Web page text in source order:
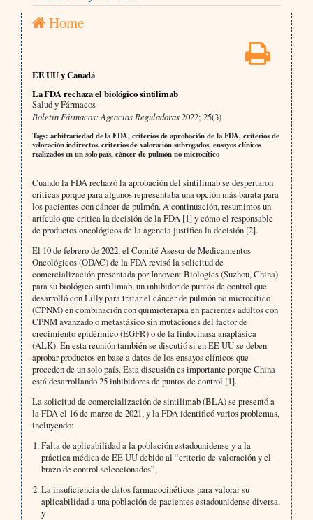
Home
EE UU y Canadá
La FDA rechaza el biológico sintilimab
Salud y Fármacos
Boletín Fármacos: Agencias Reguladoras2022; 25(3)
Tags: arbitrariedad de la FDA, criterios de aprobación de la FDA, criterios de
valoración indirectos, criterios de valoración subrogados, ensayos clínicos
realizados en un solo país, cáncer de pulmón no microcítico
Cuando la FDA rechazó la aprobación del sintilimab se despertaron
criticas porque para algunos representaba una opción más barata para
los pacientes con cáncer de pulmón. A continuación, resumimos un
artículo que critica la decisión de la FDA [1] y cómo el responsable
de productos oncológicos de la agencia justifica la decisión [2].
El 10 de febrero de 2022, el Comité Asesor de Medicamentos
Oncológicos (ODAC) de la FDA revisó la solicitud de
comercialización presentada por Innovent Biologics (Suzhou, China)
para su biológico sintilimab, un inhibidor de puntos de control que
desarrolló con Lilly para tratar el cáncer de pulmón no microcítico
(CPNM) en combinación con quimioterapia en pacientes adultos con
CPNM avanzado o metastásico sin mutaciones del factor de
crecimiento epidérmico (EGFR) o de la linfocinasa anaplásica
(ALK). En esta reunión también se discutió si en EE UU se deben
aprobar productos en base a datos de los ensayos clínicos que
proceden de un solo país. Esta discusión es importante porque China
está desarrollando 25 inhibidores de puntos de control [1].
La solicitud de comercialización de sintilimab (BLA) se presentó a
la FDA el 16 de marzo de 2021, y la FDA identificó varios problemas,
incluyendo:
Falta de aplicabilidad a la población estadounidense y a la
práctica médica de EE UU debido al “criterio de valoración y el
brazo de control seleccionados”,
La insuficiencia de datos farmacocinéticos para valorar su
aplicabilidad a una población de pacientes estadounidense diversa,
y